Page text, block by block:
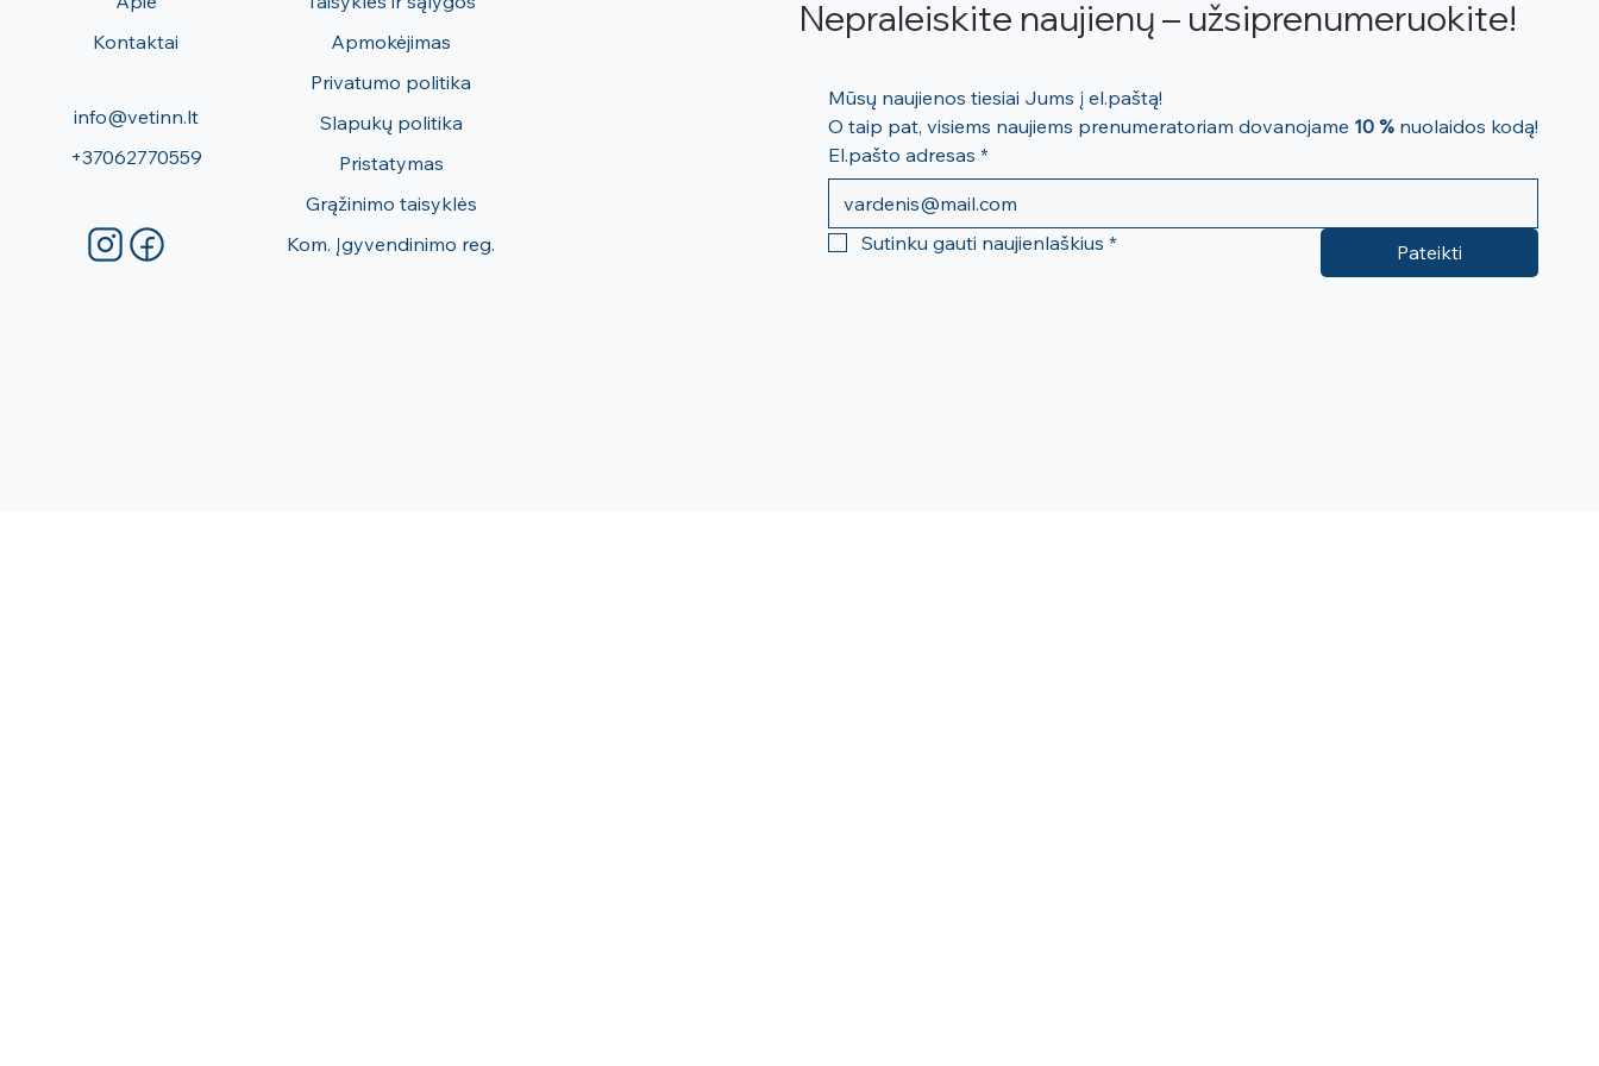
Kontaktai
info@vetinn.lt
+37062770559
Nepraleiskite naujienų – užsiprenumeruokite!
O taip pat, visiems naujiems prenumeratoriam dovanojame 10 % nuolaidos kodą!
El.pašto adresas *
Sutinku gauti naujienlaškius * Pateikti
Apmokėjimas
Privatumo politika
Slapukų politika
Pristatymas
Grąžinimo taisyklės
Kom. Įgyvendinimo reg.